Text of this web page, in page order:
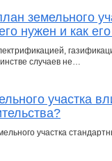
земельного
нужен и как
случаев не…
участка
участка